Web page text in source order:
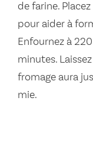
de farine.
pour aider à
Enfournez à
minutes.
fromage aura
mie.